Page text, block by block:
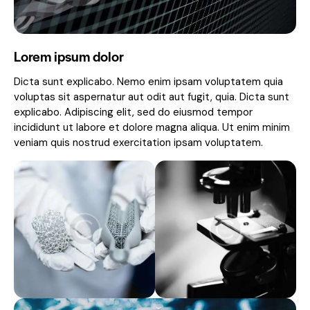
Lorem ipsum dolor
Dicta sunt explicabo. Nemo enim ipsam voluptatem quia
voluptas sit aspernatur aut odit aut fugit, quia. Dicta sunt
explicabo. Adipiscing elit, sed do eiusmod tempor
incididunt ut labore et dolore magna aliqua. Ut enim minim
veniam quis nostrud exercitation ipsam voluptatem.